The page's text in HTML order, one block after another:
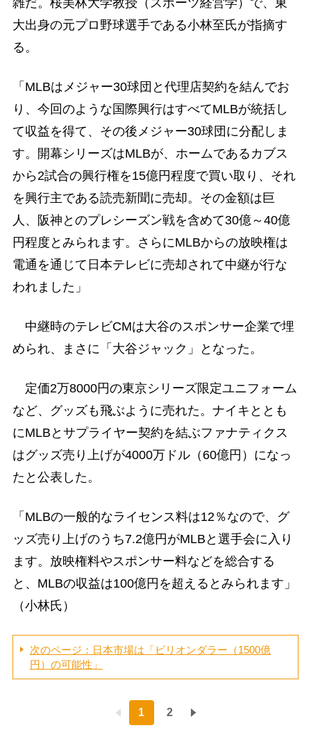
大出身の元プロ野球選手である小林至氏が指摘す
る。
「MLBはメジャー30球団と代理店契約を結んでお
り、今回のような国際興行はすべてMLBが統括し
て収益を得て、その後メジャー30球団に分配しま
す。開幕シリーズはMLBが、ホームであるカブス
から2試合の興行権を15億円程度で買い取り、それ
を興行主である読売新聞に売却。その金額は巨
人、阪神とのプレシーズン戦を含めて30億～40億
円程度とみられます。さらにMLBからの放映権は
電通を通じて日本テレビに売却されて中継が行な
われました」
中継時のテレビCMは大谷のスポンサー企業で埋
められ、まさに「大谷ジャック」となった。
定価2万8000円の東京シリーズ限定ユニフォーム
など、グッズも飛ぶように売れた。ナイキととも
にMLBとサプライヤー契約を結ぶファナティクス
はグッズ売り上げが4000万ドル（60億円）になっ
たと公表した。
「MLBの一般的なライセンス料は12％なので、グ
ッズ売り上げのうち7.2億円がMLBと選手会に入り
ます。放映権料やスポンサー料などを総合する
と、MLBの収益は100億円を超えるとみられます」
（小林氏）
次のページ：日本市場は「ビリオンダラー（1500億
円）の可能性」
1 2